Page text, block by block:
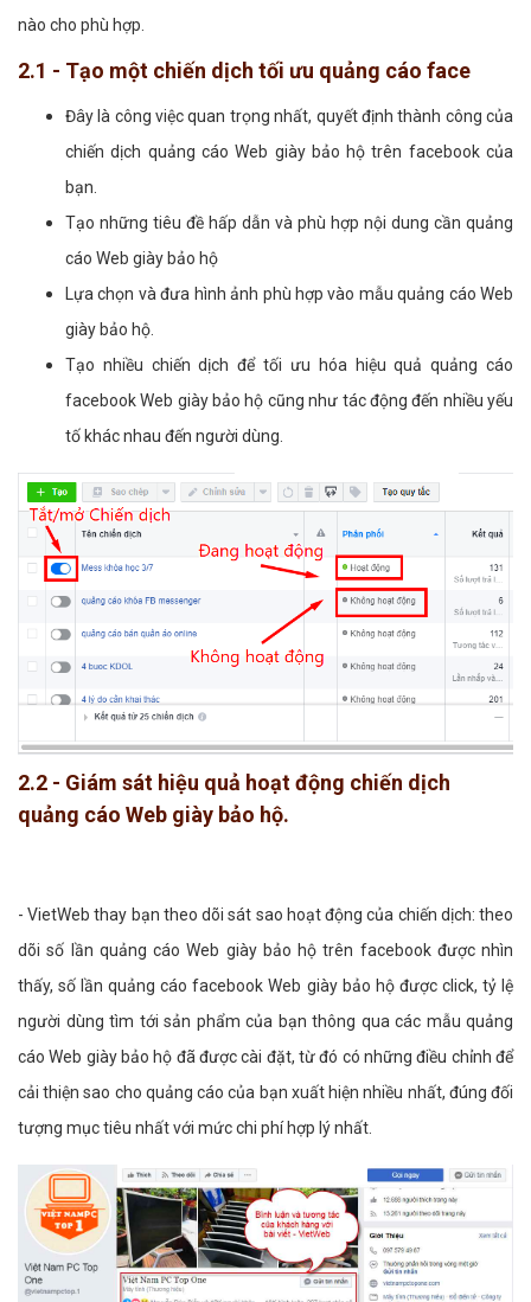
nào cho phù hợp.
2.1 - Tạo một chiến dịch tối ưu quảng cáo face
Đây là công việc quan trọng nhất, quyết định thành công của
chiến dịch quảng cáo Web giày bảo hộ trên facebook của
bạn.
Tạo những tiêu đề hấp dẫn và phù hợp nội dung cần quảng
cáo Web giày bảo hộ
Lựa chọn và đưa hình ảnh phù hợp vào mẫu quảng cáo Web
giày bảo hộ.
Tạo nhiều chiến dịch để tối ưu hóa hiệu quả quảng cáo
facebook Web giày bảo hộ cũng như tác động đến nhiều yếu
tố khác nhau đến người dùng.
2.2 - Giám sát hiệu quả hoạt động chiến dịch
quảng cáo Web giày bảo hộ.
- VietWeb thay bạn theo dõi sát sao hoạt động của chiến dịch: theo
dõi số lần quảng cáo Web giày bảo hộ trên facebook được nhìn
thấy, số lần quảng cáo facebook Web giày bảo hộ được click, tỷ lệ
người dùng tìm tới sản phẩm của bạn thông qua các mẫu quảng
cáo Web giày bảo hộ đã được cài đặt, từ đó có những điều chỉnh để
cải thiện sao cho quảng cáo của bạn xuất hiện nhiều nhất, đúng đối
tượng mục tiêu nhất với mức chi phí hợp lý nhất.